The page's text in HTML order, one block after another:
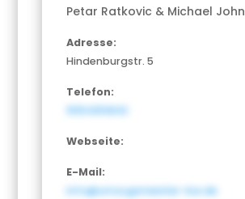
Petar Ratkovic & Michael John
Adresse:
Hindenburgstr. 5
Telefon:
15154351843
Webseite:
E-Mail:
info@umzugsmeister-bw.de